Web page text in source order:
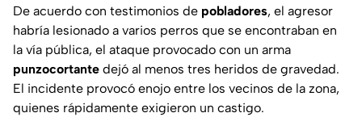
De acuerdo con testimonios de pobladores, el agresor
habría lesionado a varios perros que se encontraban en
la vía pública, el ataque provocado con un arma
punzocortante dejó al menos tres heridos de gravedad.
El incidente provocó enojo entre los vecinos de la zona,
quienes rápidamente exigieron un castigo.